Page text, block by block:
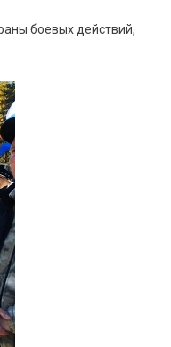
боевых действий,